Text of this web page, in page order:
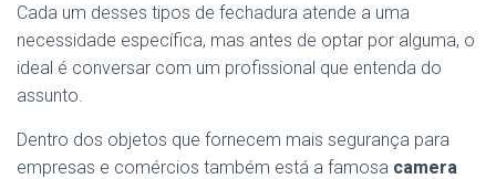
Cada um desses tipos de fechadura atende a uma
necessidade específica, mas antes de optar por alguma, o
ideal é conversar com um profissional que entenda do
assunto.
Dentro dos objetos que fornecem mais segurança para
empresas e comércios também está a famosa camera